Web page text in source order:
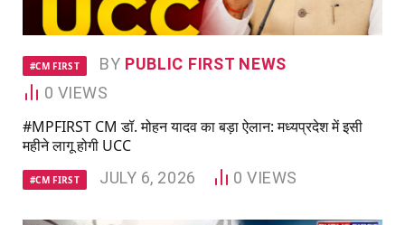
#CM FIRST BY PUBLIC FIRST NEWS
0 VIEWS
#MPFIRST CM डॉ. मोहन यादव का बड़ा ऐलान: मध्यप्रदेश में इसी
महीने लागू होगी UCC
#CM FIRST JULY 6, 2026 0VIEWS